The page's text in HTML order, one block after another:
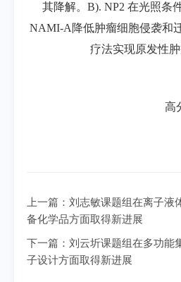
其降解。B). NP2 在光照条
NAMI-A降低肿瘤细胞侵袭和
疗法实现原发性
高
上一篇： 刘志敏课题组在离子液
备化学品方面取得新进展
下一篇： 刘云圻课题组在多功能
子设计方面取得新进展